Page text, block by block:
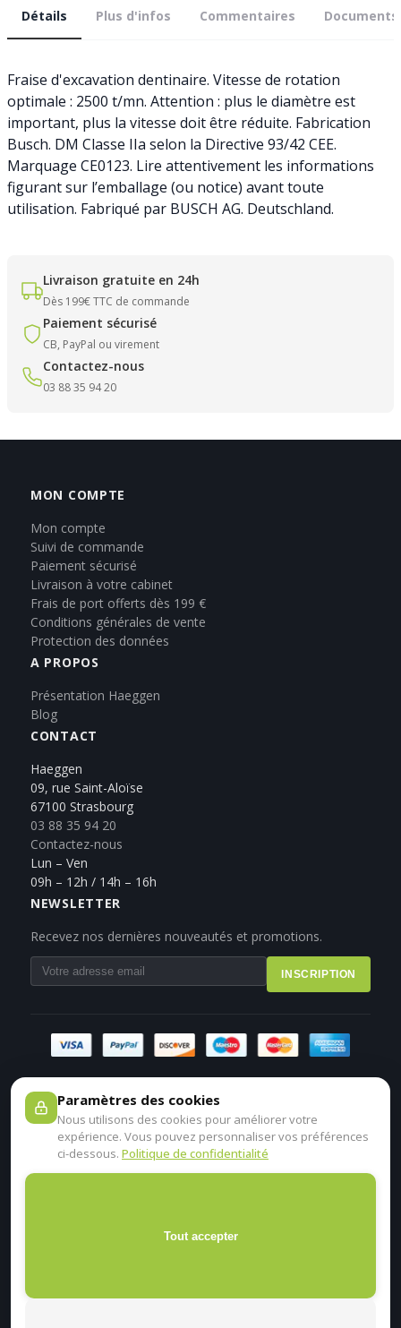
Détails Plus d'infos Commentaires Documents
Fraise d'excavation dentinaire. Vitesse de rotation
optimale : 2500 t/mn. Attention : plus le diamètre est
important, plus la vitesse doit être réduite. Fabrication
Busch. DM Classe IIa selon la Directive 93/42 CEE.
Marquage CE0123. Lire attentivement les informations
figurant sur l’emballage (ou notice) avant toute
utilisation. Fabriqué par BUSCH AG. Deutschland.
Livraison gratuite en 24h
Dès 199€ TTC de commande
Paiement sécurisé
CB, PayPal ou virement
Contactez-nous
03 88 35 94 20
MON COMPTE
Mon compte
Suivi de commande
Paiement sécurisé
Livraison à votre cabinet
Frais de port offerts dès 199 €
Conditions générales de vente
Protection des données
A PROPOS
Présentation Haeggen
Blog
CONTACT
Haeggen
09, rue Saint-Aloïse
67100 Strasbourg
03 88 35 94 20
Contactez-nous
Lun – Ven
09h – 12h / 14h – 16h
NEWSLETTER
Recevez nos dernières nouveautés et promotions.
INSCRIPTION
Paramètres des cookies
Nous utilisons des cookies pour améliorer votre
expérience. Vous pouvez personnaliser vos préférences
ci-dessous. Politique de confidentialité
Tout accepter